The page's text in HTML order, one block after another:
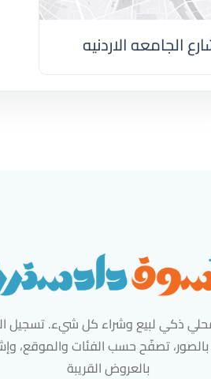
الجامعه الاردنيه
ذكي لبيع وشراء كل شيء. تسجيل
بالصور، تصفّح حسب الفئات والموقع،
بالعروض القريبة